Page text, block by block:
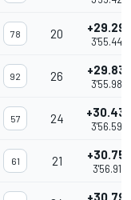
78 20
3'55.449
92 26
3'55.986
57 24
3'56.594
61 21
3'56.913